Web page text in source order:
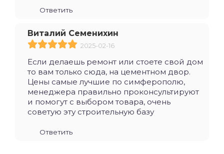
Ответить
Виталий Семенихин
2025-02-16
Если делаешь ремонт или стоете свой дом
то вам только сюда, на цементном двор.
Цены самые лучшие по симферополю,
менеджера правильно проконсультируют
и помогут с выбором товара, очень
советую эту строительную базу
Ответить